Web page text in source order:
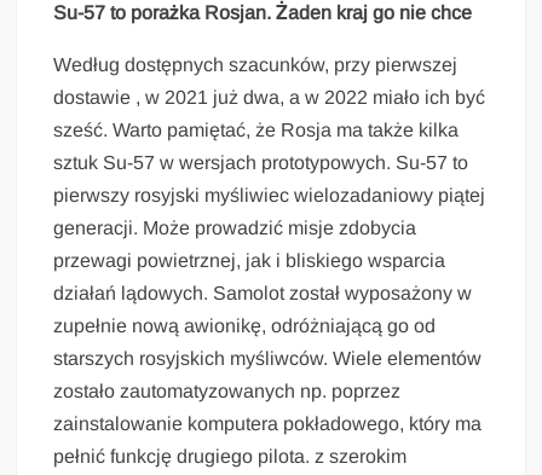
Su-57 to porażka Rosjan. Żaden kraj go nie chce
Według dostępnych szacunków, przy pierwszej
dostawie , w 2021 już dwa, a w 2022 miało ich być
sześć. Warto pamiętać, że Rosja ma także kilka
sztuk Su-57 w wersjach prototypowych. Su-57 to
pierwszy rosyjski myśliwiec wielozadaniowy piątej
generacji. Może prowadzić misje zdobycia
przewagi powietrznej, jak i bliskiego wsparcia
działań lądowych. Samolot został wyposażony w
zupełnie nową awionikę, odróżniającą go od
starszych rosyjskich myśliwców. Wiele elementów
zostało zautomatyzowanych np. poprzez
zainstalowanie komputera pokładowego, który ma
pełnić funkcję drugiego pilota. z szerokim